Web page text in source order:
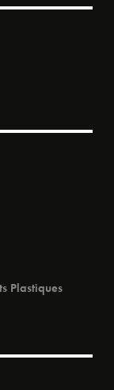
Plastiques